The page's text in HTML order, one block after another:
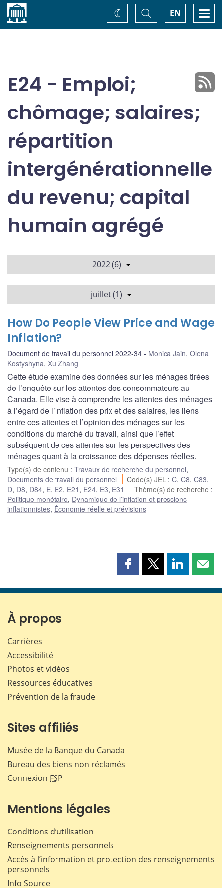
Accueil EN
Basculer
la
recherche
Changez
de
E24 - Emploi;
chômage; salaires;
répartition
intergénérationnelle
du revenu; capital
humain agrégé
2022 (6)
juillet (1)
How Do People View Price and Wage
Inflation?
Document de travail du personnel 2022-34 Monica Jain, Olena
Kostyshyna, Xu Zhang
Cette étude examine des données sur les ménages tirées
de l’enquête sur les attentes des consommateurs au
Canada. Elle vise à comprendre les attentes des ménages
à l’égard de l’inflation des prix et des salaires, les liens
entre ces attentes et l’opinion des ménages sur les
conditions du marché du travail, ainsi que l’effet
subséquent de ces attentes sur les perspectives des
ménages quant à la croissance des dépenses réelles.
Type(s) de contenu : Travaux de recherche du personnel,
Documents de travail du personnel
Code(s) JEL :C,C8,C83,
D, D8, D84, E, E2, E21 , E24, E3, E31 Thème(s) de recherche :
Politique monétaire, Dynamique de l’inflation et pressions
inflationnistes, Économie réelle et prévisions
Partager
page
Partager
page
Partager
page page
À propos
Carrières
Accessibilité
Photos et vidéos
Ressources éducatives
Prévention de la fraude
Sites affiliés
Musée de la Banque du Canada
Bureau des biens non réclamés
Connexion FSP
Mentions légales
Conditions d’utilisation
Renseignements personnels
Accès à l’information et protection des renseignements
personnels
Info Source